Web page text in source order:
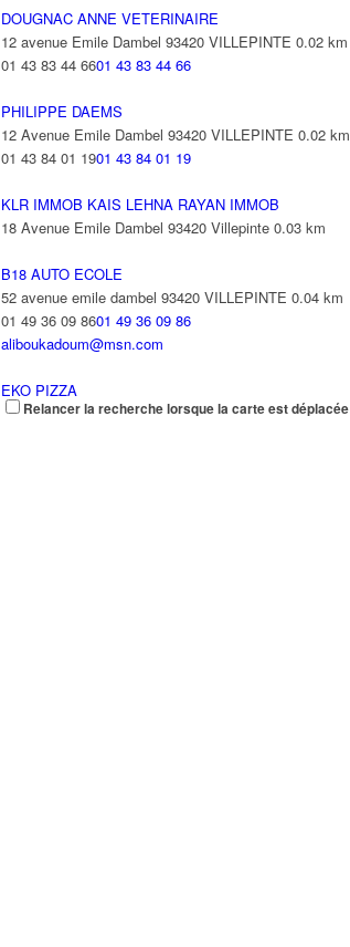
DOUGNAC ANNE VETERINAIRE
12 avenue Emile Dambel 93420 VILLEPINTE 0.02 km
01 43 83 44 6601 43 83 44 66
PHILIPPE DAEMS
12 Avenue Emile Dambel 93420 VILLEPINTE 0.02 km
01 43 84 01 1901 43 84 01 19
KLR IMMOB KAIS LEHNA RAYAN IMMOB
18 Avenue Emile Dambel 93420 Villepinte 0.03 km
B18 AUTO ECOLE
52 avenue emile dambel 93420 VILLEPINTE 0.04 km
01 49 36 09 8601 49 36 09 86
aliboukadoum@msn.com
EKO PIZZA
52 Avenue Emile Dambel 93420 VILLEPINTE 0.04 km
Relancer la recherche lorsque la carte est déplacée